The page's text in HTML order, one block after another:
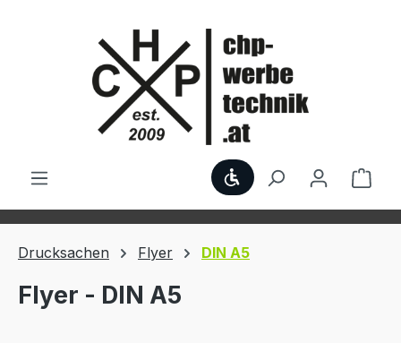
Werkzeugleiste
Drucksachen Flyer DIN A5
Flyer - DIN A5